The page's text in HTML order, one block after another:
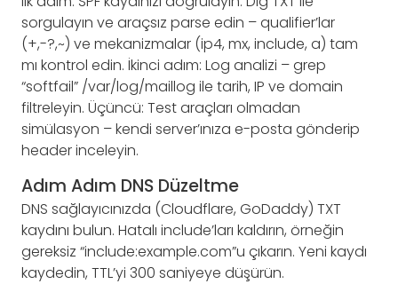
sorgulayın ve araçsız parse edin – qualifier’lar
(+,-?,~) ve mekanizmalar (ip4, mx, include, a) tam
mı kontrol edin. İkinci adım: Log analizi – grep
“softfail” /var/log/maillog ile tarih, IP ve domain
filtreleyin. Üçüncü: Test araçları olmadan
simülasyon – kendi server’ınıza e-posta gönderip
header inceleyin.
Adım Adım DNS Düzeltme
DNS sağlayıcınızda (Cloudflare, GoDaddy) TXT
kaydını bulun. Hatalı include’ları kaldırın, örneğin
gereksiz “include:example.com”u çıkarın. Yeni kaydı
kaydedin, TTL’yi 300 saniyeye düşürün.